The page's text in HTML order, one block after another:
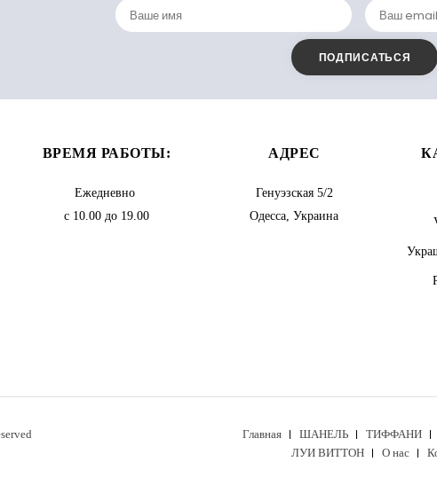
ВРЕМЯ РАБОТЫ:
Ежедневно
с 10.00 до 19.00
АДРЕС
Генуэзская 5/2
Одесса, Украина
Главная ШАНЕЛЬ ТИФФАНИ
ЛУИ ВИТТОН
О нас